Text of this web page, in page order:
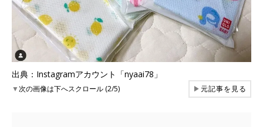
出典：Instagramアカウント「nyaai78」
▼次の画像は下へスクロール (2/5) ▶元記事を見る